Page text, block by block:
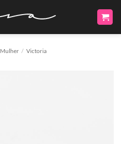
Mulher / Victoria